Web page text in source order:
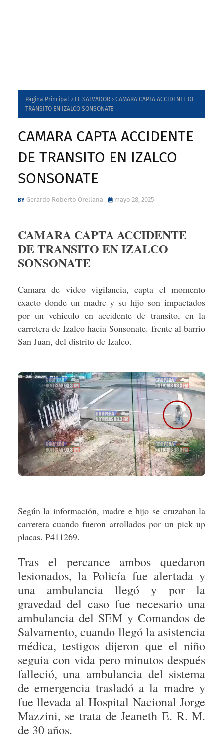
Página Principal EL SALVADOR
CAMARA CAPTA ACCIDENTE DE
TRANSITO EN IZALCO SONSONATE
CAMARA CAPTA ACCIDENTE
DE TRANSITO EN IZALCO
SONSONATE
Gerardo Roberto Orellana mayo 28, 2025
CAMARA CAPTA ACCIDENTE
DE TRANSITO EN IZALCO
SONSONATE
Camara de video vigilancia, capta el momento
exacto donde un madre y su hijo son impactados
por un vehiculo en accidente de transito, en la
carretera de Izalco hacia Sonsonate. frente al barrio
San Juan, del distrito de Izalco.
Según la información, madre e hijo se cruzaban la
carretera cuando fueron arrollados por un pick up
placas. P411269.
Tras el percance ambos quedaron
lesionados, la Policía fue alertada y
una ambulancia llegó y por la
gravedad del caso fue necesario una
ambulancia del SEM y Comandos de
Salvamento, cuando llegó la asistencia
médica, testigos dijeron que el niño
seguia con vida pero minutos después
falleció, una ambulancia del sistema
de emergencia trasladó a la madre y
fue llevada al Hospital Nacional Jorge
Mazzini, se trata de Jeaneth E. R. M.
de 30 años.